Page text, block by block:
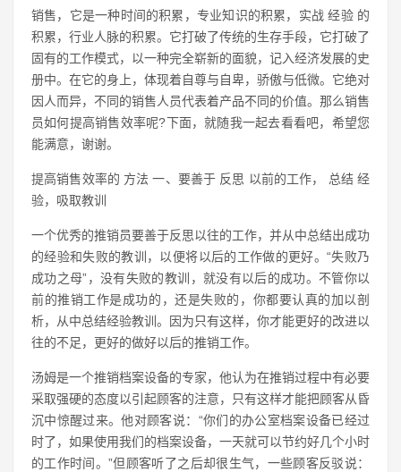
销售，它是一种时间的积累，专业知识的积累，实战 经验 的
积累，行业人脉的积累。它打破了传统的生存手段，它打破了
固有的工作模式，以一种完全崭新的面貌，记入经济发展的史
册中。在它的身上，体现着自尊与自卑，骄傲与低微。它绝对
因人而异，不同的销售人员代表着产品不同的价值。那么销售
员如何提高销售效率呢?下面，就随我一起去看看吧，希望您
能满意，谢谢。
提高销售效率的 方法 一、要善于 反思 以前的工作， 总结 经
验，吸取教训
一个优秀的推销员要善于反思以往的工作，并从中总结出成功
的经验和失败的教训，以便将以后的工作做的更好。“失败乃
成功之母”，没有失败的教训，就没有以后的成功。不管你以
前的推销工作是成功的，还是失败的，你都要认真的加以剖
析，从中总结经验教训。因为只有这样，你才能更好的改进以
往的不足，更好的做好以后的推销工作。
汤姆是一个推销档案设备的专家，他认为在推销过程中有必要
采取强硬的态度以引起顾客的注意，只有这样才能把顾客从昏
沉中惊醒过来。他对顾客说：“你们的办公室档案设备已经过
时了，如果使用我们的档案设备，一天就可以节约好几个小时
的工作时间。”但顾客听了之后却很生气，一些顾客反驳说：